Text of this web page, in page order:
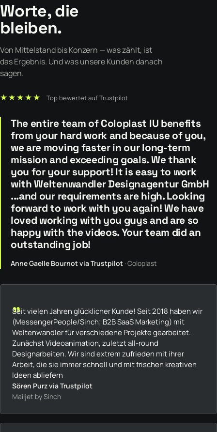
Worte, die
bleiben.
Von Mittelstand bis Konzern — was zählt, ist
das Ergebnis. Und was unsere Kunden danach
sagen.
★★★★★ Top bewertet auf Trustpilot
The entire team of Coloplast IU benefits
from your hard work and because of you,
we are moving faster in our long-term
mission and exceeding goals. We thank
you for your support! It is easy to work
with Weltenwandler Designagentur GmbH
...and our requirements are high. Looking
forward to work with you again! We have
loved working with you guys and are so
happy with the videos. Your team did an
outstanding job!
Anne Gaelle Bournot via Trustpilot · Coloplast
„
Seit vielen Jahren glücklicher Kunde! Seit 2018 haben wir
(MessengerPeople/Sinch; B2B SaaS Marketing) mit
Weltenwandler für verschiedene Projekte gearbeitet.
Zunächst Videoanimation, zuletzt all-round
Designarbeiten. Wir sind extrem zufrieden mit ihrer
Arbeit, die sie immer schnell und mit frischen kreativen
Ideen abliefern
Sören Purz via Trustpilot
Mailjet by Sinch